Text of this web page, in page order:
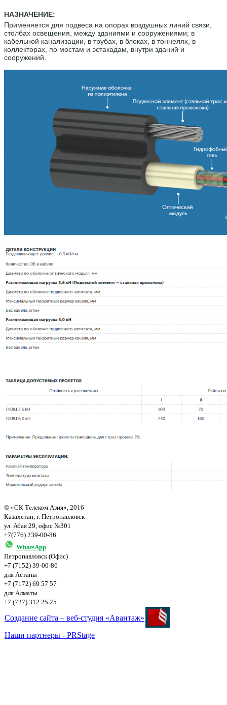
НАЗНАЧЕНИЕ:
Применяется для подвеса на опорах воздушных линий связи,
столбах освещения, между зданиями и сооружениями; в
кабельной канализации, в трубах, в блоках, в тоннелях, в
коллекторах, по мостам и эстакадам, внутри зданий и
сооружений.
© «СК Телеком Азия», 2016
Казахстан, г. Петропавловск
ул. Абая 29, офис №301
+7(776) 239-00-86
WhatsApp
Петропавловск (Офис)
+7 (7152) 39-00-86
для Астаны
+7 (7172) 69 57 57
для Алматы
+7 (727) 312 25 25
Создание сайта – веб-студия «Авантаж»
Наши партнеры - PRStage